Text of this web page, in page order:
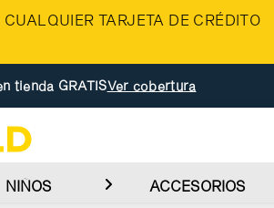
TARJETA DE CRÉDITO
tienda GRATISVer cobertura
NIÑOS ACCESORIOS